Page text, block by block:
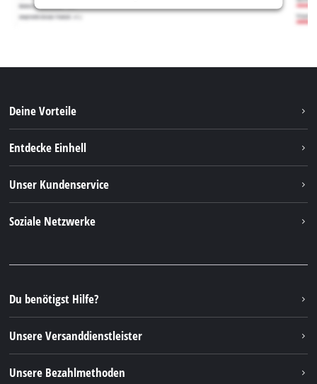
Deine Vorteile
Entdecke Einhell
Nachhaltigkeit
Unser Kundenservice
FAQs
Rücksendungen / Widerruf
Verpackungsrichtlinien
Hinweise zur Batterieentsorgung
Soziale Netzwerke
Instagram
TikTok
Pinterest
Linkedin
Du benötigst Hilfe?
Unsere Versanddienstleister
Unsere Bezahlmethoden